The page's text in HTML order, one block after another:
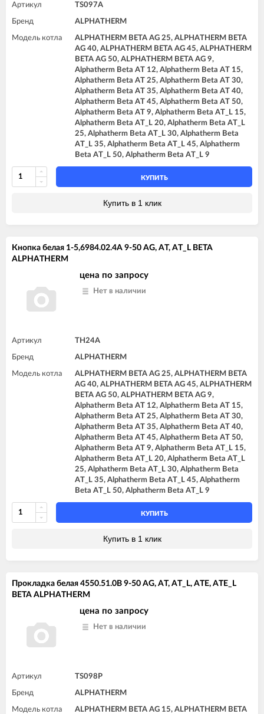
Артикул TS097A
Бренд ALPHATHERM
Модель котла
ALPHATHERM BETA AG 25, ALPHATHERM BETA
AG 40, ALPHATHERM BETA AG 45, ALPHATHERM
BETA AG 50, ALPHATHERM BETA AG 9,
Alphatherm Beta AT 12, Alphatherm Beta AT 15,
Alphatherm Beta AT 25, Alphatherm Beta AT 30,
Alphatherm Beta AT 35, Alphatherm Beta AT 40,
Alphatherm Beta AT 45, Alphatherm Beta AT 50,
Alphatherm Beta AT 9, Alphatherm Beta AT_L 15,
Alphatherm Beta AT_L 20, Alphatherm Beta AT_L
25, Alphatherm Beta AT_L 30, Alphatherm Beta
AT_L 35, Alphatherm Beta AT_L 45, Alphatherm
Beta AT_L 50, Alphatherm Beta AT_L 9
КУПИТЬ
Купить в 1 клик
Кнопка белая 1-5,6984.02.4A 9-50 AG, AT, AT_L BETA
ALPHATHERM
цена по запросу
Нет в наличии
Артикул TH24A
Бренд ALPHATHERM
Модель котла
ALPHATHERM BETA AG 25, ALPHATHERM BETA
AG 40, ALPHATHERM BETA AG 45, ALPHATHERM
BETA AG 50, ALPHATHERM BETA AG 9,
Alphatherm Beta AT 12, Alphatherm Beta AT 15,
Alphatherm Beta AT 25, Alphatherm Beta AT 30,
Alphatherm Beta AT 35, Alphatherm Beta AT 40,
Alphatherm Beta AT 45, Alphatherm Beta AT 50,
Alphatherm Beta AT 9, Alphatherm Beta AT_L 15,
Alphatherm Beta AT_L 20, Alphatherm Beta AT_L
25, Alphatherm Beta AT_L 30, Alphatherm Beta
AT_L 35, Alphatherm Beta AT_L 45, Alphatherm
Beta AT_L 50, Alphatherm Beta AT_L 9
КУПИТЬ
Купить в 1 клик
Прокладка белая 4550.51.0B 9-50 AG, AT, AT_L, ATE, ATE_L
BETA ALPHATHERM
цена по запросу
Нет в наличии
Артикул TS098P
Бренд ALPHATHERM
Модель котла
ALPHATHERM BETA AG 15, ALPHATHERM BETA